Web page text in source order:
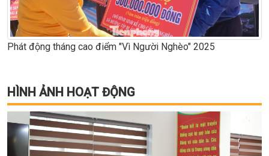
Phát động tháng cao điểm "Vì Người Nghèo" 2025
HÌNH ẢNH HOẠT ĐỘNG